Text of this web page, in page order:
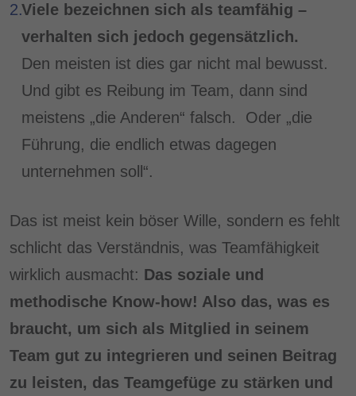
Viele bezeichnen sich als teamfähig –
verhalten sich jedoch gegensätzlich.
Den meisten ist dies gar nicht mal bewusst.
Und gibt es Reibung im Team, dann sind
meistens „die Anderen“ falsch. Oder „die
Führung, die endlich etwas dagegen
unternehmen soll“.
Das ist meist kein böser Wille, sondern es fehlt
schlicht das Verständnis, was Teamfähigkeit
wirklich ausmacht: Das soziale und
methodische Know-how! Also das, was es
braucht, um sich als Mitglied in seinem
Team gut zu integrieren und seinen Beitrag
zu leisten, das Teamgefüge zu stärken und